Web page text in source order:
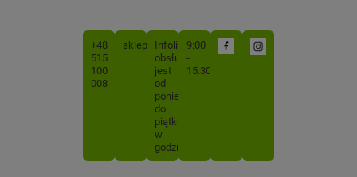
+48
515
100
008
sklep@mojabutelka.pl
Infolinia
obsługiwana
jest
od
poniedziałku
do
piątku
w
godzinach
9:00
-
15:30